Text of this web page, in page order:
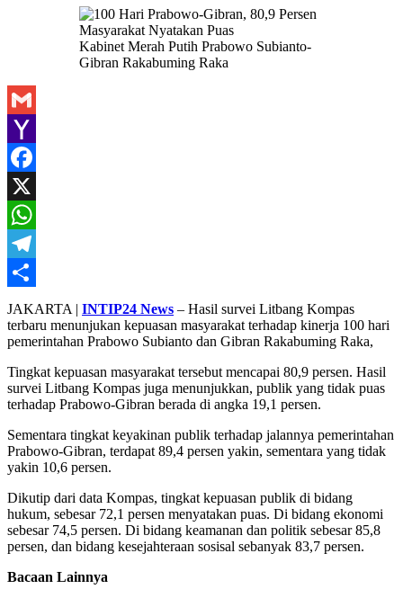
Kabinet Merah Putih Prabowo Subianto-
Gibran Rakabuming Raka
Gmail
Yahoo
Mail
Facebook
X
WhatsApp
Telegram
Share
JAKARTA | INTIP24 News – Hasil survei Litbang Kompas
terbaru menunjukan kepuasan masyarakat terhadap kinerja 100 hari
pemerintahan Prabowo Subianto dan Gibran Rakabuming Raka,
Tingkat kepuasan masyarakat tersebut mencapai 80,9 persen. Hasil
survei Litbang Kompas juga menunjukkan, publik yang tidak puas
terhadap Prabowo-Gibran berada di angka 19,1 persen.
Sementara tingkat keyakinan publik terhadap jalannya pemerintahan
Prabowo-Gibran, terdapat 89,4 persen yakin, sementara yang tidak
yakin 10,6 persen.
Dikutip dari data Kompas, tingkat kepuasan publik di bidang
hukum, sebesar 72,1 persen menyatakan puas. Di bidang ekonomi
sebesar 74,5 persen. Di bidang keamanan dan politik sebesar 85,8
persen, dan bidang kesejahteraan sosisal sebanyak 83,7 persen.
Bacaan Lainnya